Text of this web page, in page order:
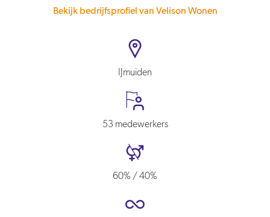
Bekijk bedrijfsprofiel van Velison Wonen
IJmuiden
53 medewerkers
60% / 40%